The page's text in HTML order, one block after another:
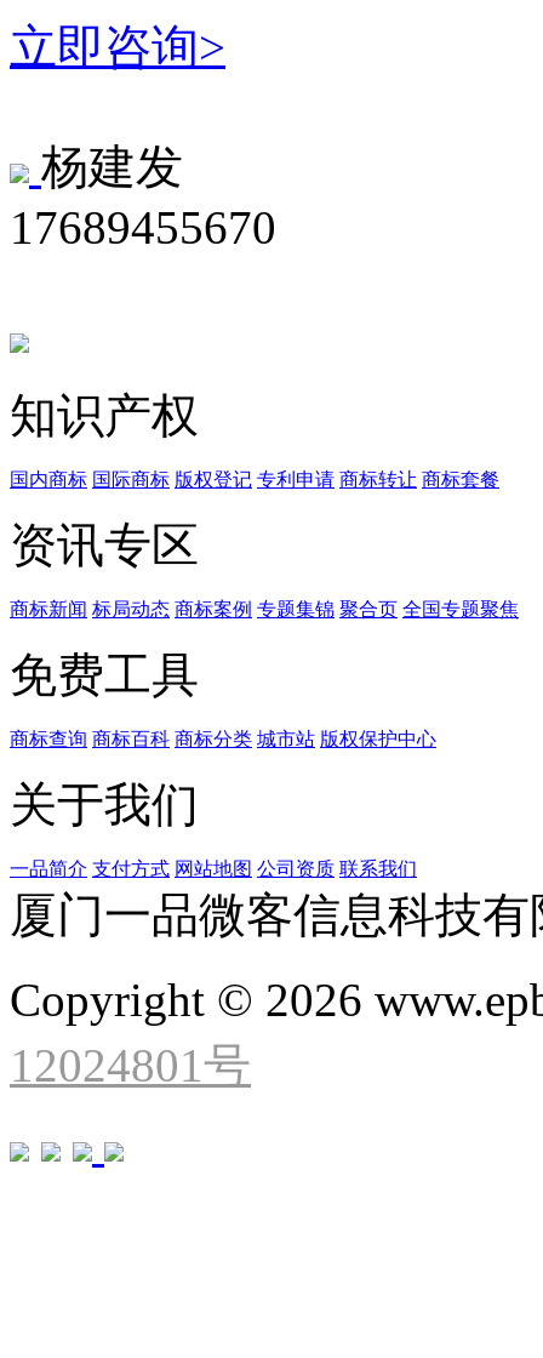
立即咨询>
杨建发
17689455670
知识产权
国内商标 国际商标 版权登记 专利申请 商标转让 商标套餐
资讯专区
商标新闻 标局动态 商标案例 专题集锦 聚合页 全国专题聚焦
免费工具
商标查询 商标百科 商标分类 城市站 版权保护中心
关于我们
一品简介 支付方式 网站地图 公司资质 联系我们
厦门一品微客信息科技
Copyright © 2026
12024801号